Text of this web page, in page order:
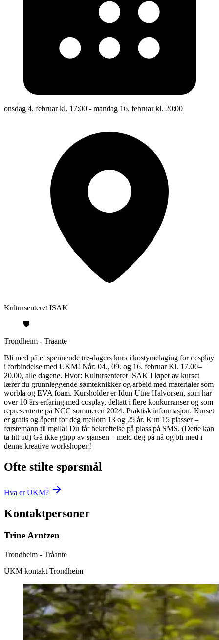
onsdag 4. februar kl. 17:00 - mandag 16. februar kl. 20:00
Kultursenteret ISAK
Trondheim - Tråante
Bli med på et spennende tre-dagers kurs i kostymelaging for cosplay
i forbindelse med UKM! Når: 04., 09. og 16. februar Kl. 17.00–
20.00, alle dagene. Hvor: Kultursenteret ISAK I løpet av kurset
lærer du grunnleggende sømteknikker og arbeid med materialer som
worbla og EVA foam. Kursholder er Idun Utne Halvorsen, som har
over 10 års erfaring med cosplay, deltatt i flere konkurranser og som
representerte på NCC sommeren 2024. Praktisk informasjon: Kurset
er gratis og åpent for deg mellom 13 og 25 år. Kun 15 plasser –
førstemann til mølla! Du får bekreftelse på plass på SMS. (Dette kan
ta litt tid) Gå ikke glipp av sjansen – meld deg på nå og bli med i
denne kreative workshopen!
Ofte stilte spørsmål
Hva er UKM?
Kontaktpersoner
Trine Arntzen
Trondheim - Tråante
UKM kontakt Trondheim